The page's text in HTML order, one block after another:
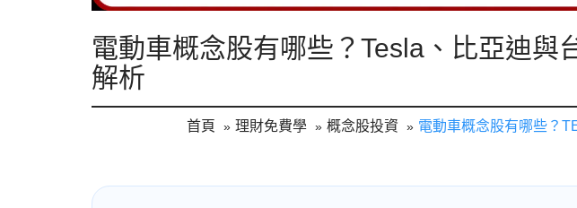
電動車概念股有哪些？Tesla、比亞迪與
解析
首頁 理財免費學 概念股投資 電動車概念股有哪些？